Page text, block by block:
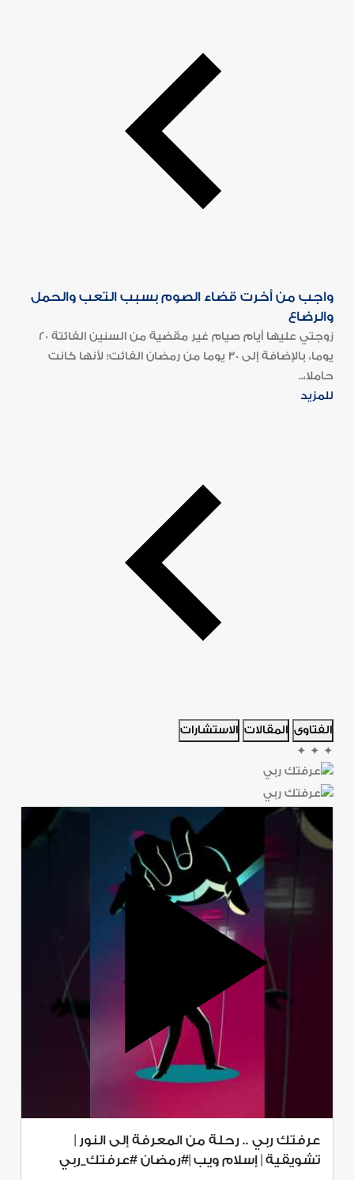
واجب من أخرت قضاء الصوم بسبب التعب والحمل
والرضاع
زوجتي عليها أيام صيام غير مقضية من السنين الفائتة 20
يوما، بالإضافة إلى 30 يوما من رمضان الفائت؛ لأنها كانت
حاملا،..
للمزيد
الفتاوى المقالات الاستشارات
✦
✦
✦
عرفتك ربي .. رحلة من المعرفة إلى النور |
تشويقية | إسلام ويب |#رمضان #عرفتك_ربي